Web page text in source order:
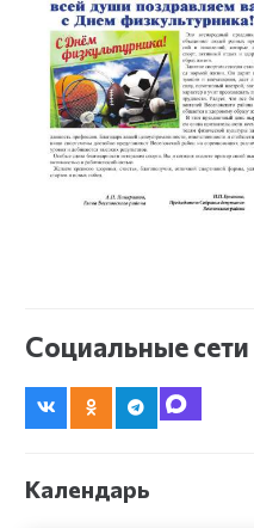
Социальные сети
Календарь